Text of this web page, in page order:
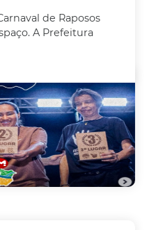
de Raposos
A Prefeitura